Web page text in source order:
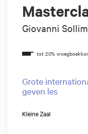
Giovanni
Grote
geven les
Kleine Zaal